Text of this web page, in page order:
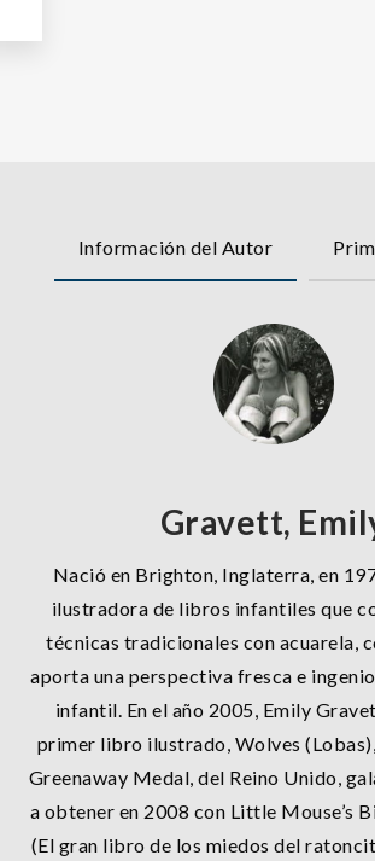
Información del Autor
Gravett,
Nació en Brighton, Inglaterra, en
ilustradora de libros infantiles que
técnicas tradicionales con acuarela,
aporta una perspectiva fresca e
infantil. En el año 2005, Emily
primer libro ilustrado, Wolves
Greenaway Medal, del Reino Unido,
a obtener en 2008 con Little Mouse’s
(El gran libro de los miedos del